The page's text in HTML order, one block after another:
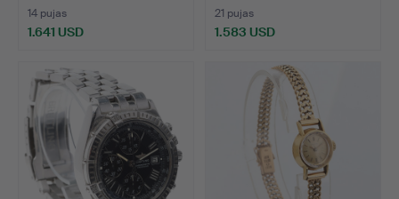
14 pujas
1.641 USD
21 pujas
1.583 USD